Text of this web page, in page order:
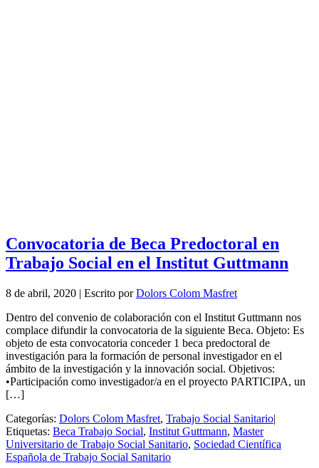
Convocatoria de Beca Predoctoral en
Trabajo Social en el Institut Guttmann
8 de abril, 2020 | Escrito porDolors Colom Masfret
Dentro del convenio de colaboración con el Institut Guttmann nos
complace difundir la convocatoria de la siguiente Beca. Objeto: Es
objeto de esta convocatoria conceder 1 beca predoctoral de
investigación para la formación de personal investigador en el
ámbito de la investigación y la innovación social. Objetivos:
•Participación como investigador/a en el proyecto PARTICIPA, un
[…]
Categorías: Dolors Colom Masfret, Trabajo Social Sanitario|
Etiquetas: Beca Trabajo Social, Institut Guttmann, Master
Universitario de Trabajo Social Sanitario, Sociedad Científica
Española de Trabajo Social Sanitario